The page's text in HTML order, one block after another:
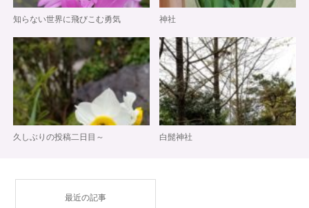
知らない世界に飛びこむ勇気 神社
久しぶりの投稿二日目～ 白髭神社
最近の記事